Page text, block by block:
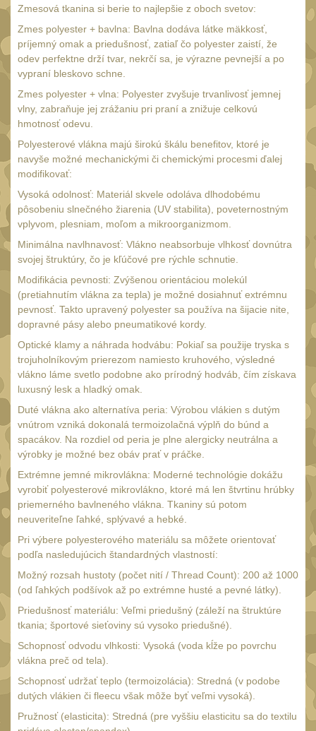
1911
Náradie a nástroje33
AR15
AK47
.227
.243 .260 (6.5mm)7
.30 .308 (7.62mm)11
12GA, 20GA
.40 .416
.44 .45 6
.357 .38 (9mm)
1911
SVIETIDLÁ(89)
Méně než 200 lm 1
200 - 500 lm2
510 - 990 lm 3
1000 - 2000 lm
Nad 2000 lm8
Speciální svítilny
Lovecké svítilny 1
Policejní svítilny
Vyhledávací svítilny5
Čelové svetlá -
čelovky
Svítilny pro
baterie 2
Svítilny pro 18650
Zmesová tkanina si berie to najlepšie z oboch svetov:
Zmes polyester + bavlna: Bavlna dodáva látke mäkkosť,
príjemný omak a priedušnosť, zatiaľ čo polyester zaistí, že
odev perfektne drží tvar, nekrčí sa, je výrazne pevnejší a po
vypraní bleskovo schne.
Zmes polyester + vlna: Polyester zvyšuje trvanlivosť jemnej
vlny, zabraňuje jej zrážaniu pri praní a znižuje celkovú
hmotnosť odevu.
Polyesterové vlákna majú širokú škálu benefitov, ktoré je
navyše možné mechanickými či chemickými procesmi ďalej
modifikovať:
Vysoká odolnosť: Materiál skvele odoláva dlhodobému
pôsobeniu slnečného žiarenia (UV stabilita), poveternostným
vplyvom, plesniam, moľom a mikroorganizmom.
Minimálna navlhnavosť: Vlákno neabsorbuje vlhkosť dovnútra
svojej štruktúry, čo je kľúčové pre rýchle schnutie.
Modifikácia pevnosti: Zvýšenou orientáciou molekúl
(pretiahnutím vlákna za tepla) je možné dosiahnuť extrémnu
pevnosť. Takto upravený polyester sa používa na šijacie nite,
dopravné pásy alebo pneumatikové kordy.
Optické klamy a náhrada hodvábu: Pokiaľ sa použije tryska s
trojuholníkovým prierezom namiesto kruhového, výsledné
vlákno láme svetlo podobne ako prírodný hodváb, čím získava
luxusný lesk a hladký omak.
Duté vlákna ako alternatíva peria: Výrobou vlákien s dutým
vnútrom vzniká dokonalá termoizolačná výplň do búnd a
spacákov. Na rozdiel od peria je plne alergicky neutrálna a
výrobky je možné bez obáv prať v práčke.
Extrémne jemné mikrovlákna: Moderné technológie dokážu
vyrobiť polyesterové mikrovlákno, ktoré má len štvrtinu hrúbky
priemerného bavlneného vlákna. Tkaniny sú potom
neuveriteľne ľahké, splývavé a hebké.
Pri výbere polyesterového materiálu sa môžete orientovať
podľa nasledujúcich štandardných vlastností:
Možný rozsah hustoty (počet nití / Thread Count): 200 až 1000
(od ľahkých podšívok až po extrémne husté a pevné látky).
Priedušnosť materiálu: Veľmi priedušný (záleží na štruktúre
tkania; športové sieťoviny sú vysoko priedušné).
Schopnosť odvodu vlhkosti: Vysoká (voda kĺže po povrchu
vlákna preč od tela).
Schopnosť udržať teplo (termoizolácia): Stredná (v podobe
dutých vlákien či fleecu však môže byť veľmi vysoká).
Pružnosť (elasticita): Stredná (pre vyššiu elasticitu sa do textilu